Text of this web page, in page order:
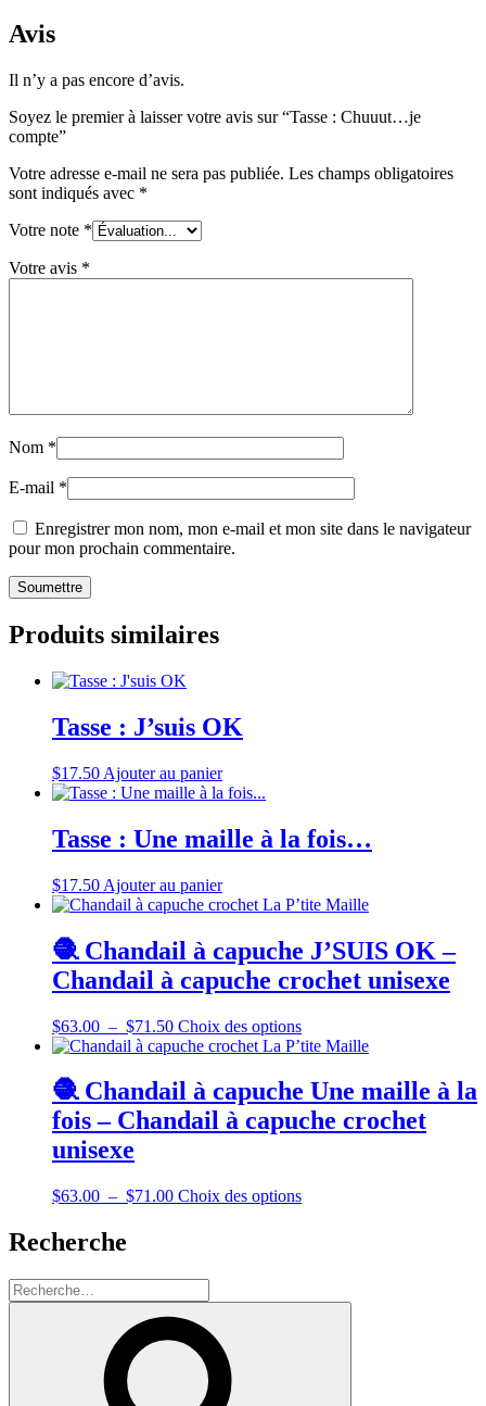
Avis
Il n’y a pas encore d’avis.
Soyez le premier à laisser votre avis sur “Tasse : Chuuut…je
compte”
Votre adresse e-mail ne sera pas publiée. Les champs obligatoires
sont indiqués avec *
Votre note *
Votre avis *
Nom *
E-mail *
Enregistrer mon nom, mon e-mail et mon site dans le navigateur
pour mon prochain commentaire.
Produits similaires
Tasse : J’suis OK
$17.50 Ajouter au panier
Tasse : Une maille à la fois…
$17.50 Ajouter au panier
🧶 Chandail à capuche J’SUIS OK –
Chandail à capuche crochet unisexe
$63.00 – $71.50Plage
de
$63.00
à
$71.50
Choix des optionsCe
produit
plusieurs
variations.
Les
choisies
produit
🧶 Chandail à capuche Une maille à la
fois – Chandail à capuche crochet
unisexe
$63.00 – $71.00Plage
Choix des optionsCe
Recherche
Recherche
pour